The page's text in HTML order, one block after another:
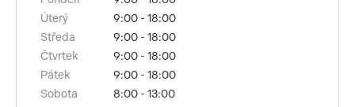
senzor tlaku v pneumatikách
sledování únavy řidiče
automatické přepínání dálkových světel
Úterý
9:00 - 18:00
Středa
9:00 - 18:00
Čtvrtek
9:00 - 18:00
Pátek
9:00 - 18:00
Sobota
8:00 - 13:00